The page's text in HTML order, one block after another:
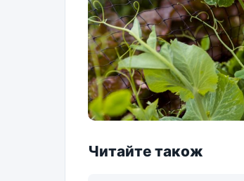
Читайте також